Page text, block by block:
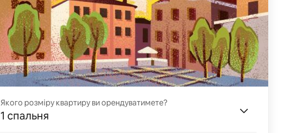
Якого розміру квартиру ви орендуватимете?
1 спальня